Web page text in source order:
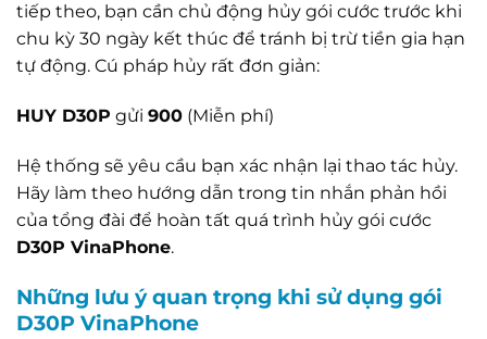
tiếp theo, bạn cần chủ động hủy gói cước trước khi
chu kỳ 30 ngày kết thúc để tránh bị trừ tiền gia hạn
tự động. Cú pháp hủy rất đơn giản:
HUY D30P gửi 900 (Miễn phí)
Hệ thống sẽ yêu cầu bạn xác nhận lại thao tác hủy.
Hãy làm theo hướng dẫn trong tin nhắn phản hồi
của tổng đài để hoàn tất quá trình hủy gói cước
D30P VinaPhone.
Những lưu ý quan trọng khi sử dụng gói
D30P VinaPhone